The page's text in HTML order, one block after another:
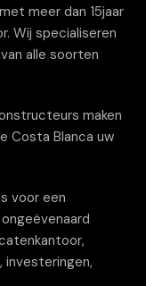
meer dan 15jaar
Wij specialiseren
alle soorten
maken
Costa Blanca uw
voor een
investeringen,